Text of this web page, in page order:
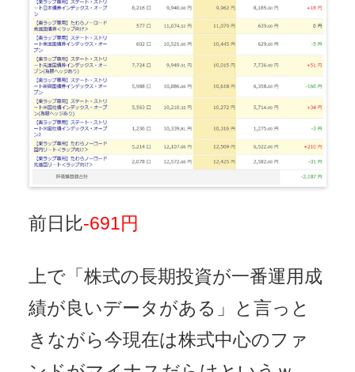
前日比-691円
上で「株式の長期投資が一番運用成
績が良いデータがある」と言っと
きながら今現在は株式中心のファ